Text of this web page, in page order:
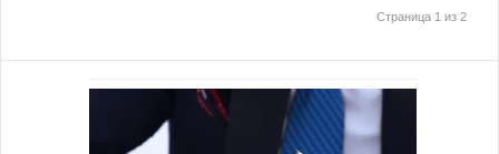
Страница 1 из 2